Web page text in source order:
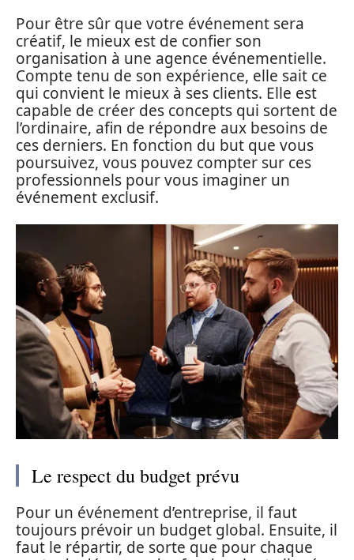
Pour être sûr que votre événement sera
créatif, le mieux est de confier son
organisation à une agence événementielle.
Compte tenu de son expérience, elle sait ce
qui convient le mieux à ses clients. Elle est
capable de créer des concepts qui sortent de
l’ordinaire, afin de répondre aux besoins de
ces derniers. En fonction du but que vous
poursuivez, vous pouvez compter sur ces
professionnels pour vous imaginer un
événement exclusif.
Le respect du budget prévu
Pour un événement d’entreprise, il faut
toujours prévoir un budget global. Ensuite, il
faut le répartir, de sorte que pour chaque